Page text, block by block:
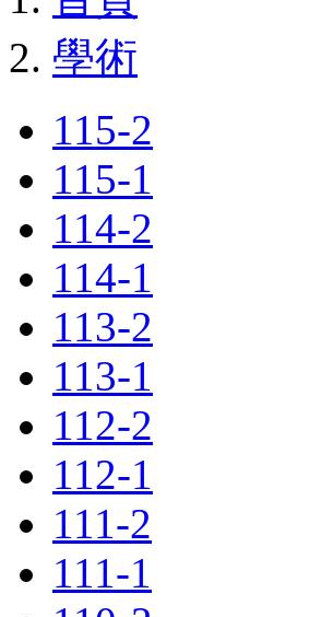
學術
115-2
115-1
114-2
114-1
113-2
113-1
112-2
112-1
111-2
111-1